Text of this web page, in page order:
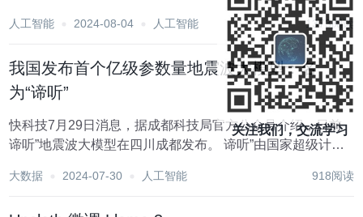
存：220GB GPU ：L20，...
人工智能 2024-08-04 人工智能 1373阅读
我国发布首个亿级参数量地震波大模型：名
为“谛听”
快科技7月29日消息，据成都科技局官方公众号介绍，日前
谛听”地震波大模型在四川成都发布。 谛听”由国家超级计算
发，是首个亿级参数量的地震波大模型。 同时，谛听”也是目
大数据 2024-07-30 人工智能 918阅读
关注我们，交流学习